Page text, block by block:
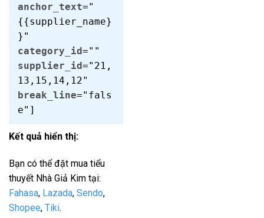
anchor_text="
{{supplier_name}
}"
category_id=""
supplier_id="21,
13,15,14,12"
break_line="fals
e"]
Kết quả hiển thị:
Bạn có thể đặt mua tiểu
thuyết Nhà Giả Kim tại:
Fahasa, Lazada, Sendo,
Shopee, Tiki.